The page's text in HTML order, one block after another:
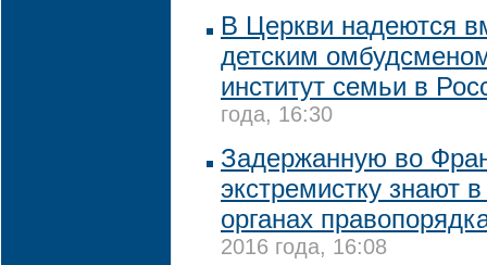
В Церкви надеются
детским
институт семьи в
года, 16:30
Задержанную во
экстремистку знают
органах
2016 года, 16:08